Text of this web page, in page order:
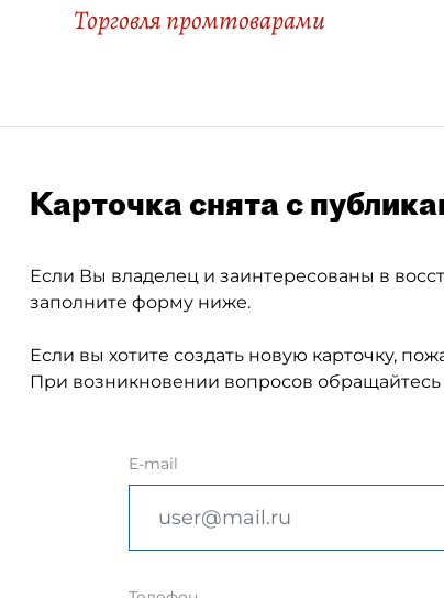
Торговля промтоварами
Карточка снята с
Если Вы владелец и заинтересованы в
заполните форму ниже.
Если вы хотите создать новую карточку,
При возникновении вопросов обращайтесь
E-mail